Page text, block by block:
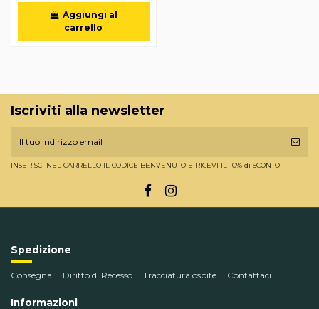
Aggiungi al
carrello
Iscriviti alla newsletter
INSERISCI NEL CARRELLO IL CODICE BENVENUTO E RICEVI IL 10% di SCONTO
Spedizione
Consegna Diritto di Recesso Tracciatura ospite Contattaci
Informazioni